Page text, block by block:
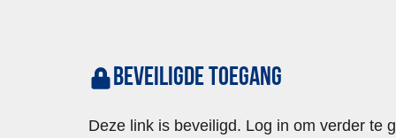
Beveiligde toegang
Deze link is beveiligd. Log in om verder te